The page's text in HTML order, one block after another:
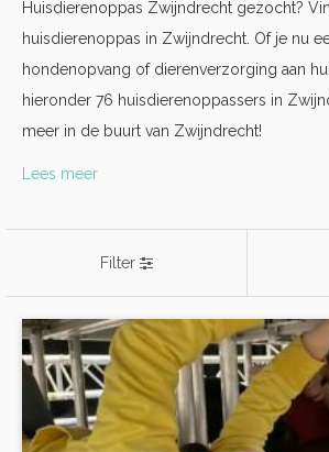
Huisdierenoppas Zwijndrecht gezocht?
huisdierenoppas in Zwijndrecht. Of je nu
hondenopvang of dierenverzorging aan
hieronder 76 huisdierenoppassers in
meer in de buurt van Zwijndrecht!
Lees meer
Filter